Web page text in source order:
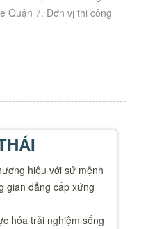
Quận 7. Đơn vị thi công
hiệu với sứ mệnh
gian đẳng cấp xứng
hóa trải nghiệm sống